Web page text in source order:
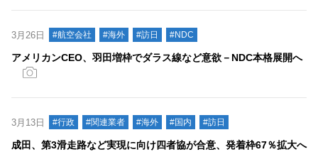
3月26日 #航空会社 #海外 #訪日 #NDC
アメリカンCEO、羽田増枠でダラス線など意欲－NDC本格展開へ
3月13日 #行政 #関連業者 #海外 #国内 #訪日
成田、第3滑走路など実現に向け四者協が合意、発着枠67％拡大へ